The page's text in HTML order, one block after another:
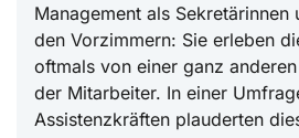
Management als Sekretärinnen
den Vorzimmern: Sie erleben
oftmals von einer ganz
der Mitarbeiter. In einer
Assistenzkräften plauderten